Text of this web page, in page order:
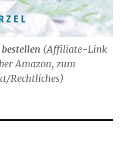
(Affiliate-Link
Amazon, zum
Rechtliches)